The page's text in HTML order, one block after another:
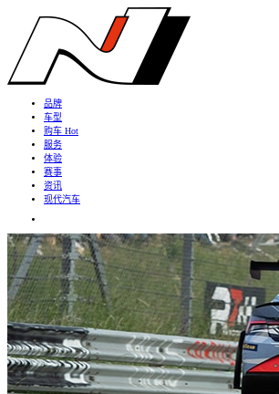
品牌
车型
购车 Hot
服务
体验
赛事
资讯
现代汽车